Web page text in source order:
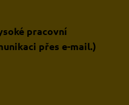
pracovní
přes e-mail.)